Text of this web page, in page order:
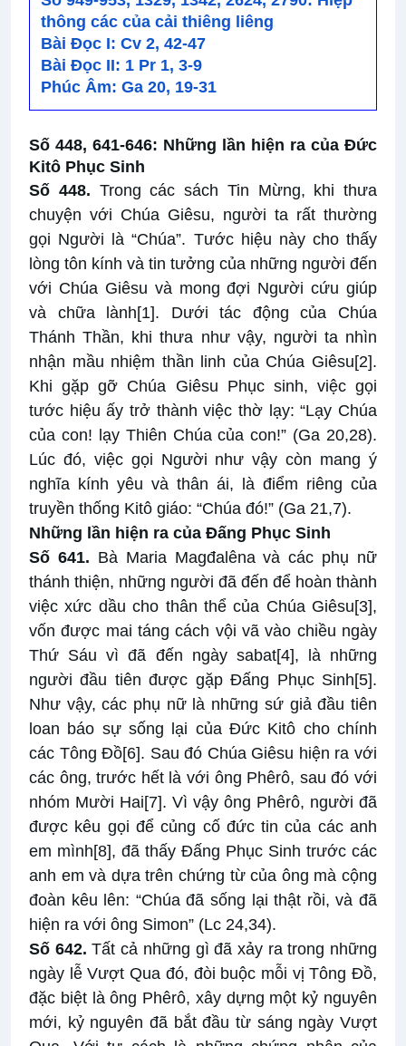
thông các của cải thiêng liêng
Bài Ðọc I: Cv 2, 42-47
Bài Ðọc II: 1 Pr 1, 3-9
Phúc Âm: Ga 20, 19-31
Số 448, 641-646: Những lần hiện ra của Đức
Kitô Phục Sinh
Số 448. Trong các sách Tin Mừng, khi thưa
chuyện với Chúa Giêsu, người ta rất thường
gọi Người là “Chúa”. Tước hiệu này cho thấy
lòng tôn kính và tin tưởng của những người đến
với Chúa Giêsu và mong đợi Người cứu giúp
và chữa lành[1]. Dưới tác động của Chúa
Thánh Thần, khi thưa như vậy, người ta nhìn
nhận mầu nhiệm thần linh của Chúa Giêsu[2].
Khi gặp gỡ Chúa Giêsu Phục sinh, việc gọi
tước hiệu ấy trở thành việc thờ lạy: “Lạy Chúa
của con! lạy Thiên Chúa của con!” (Ga 20,28).
Lúc đó, việc gọi Người như vậy còn mang ý
nghĩa kính yêu và thân ái, là điểm riêng của
truyền thống Kitô giáo: “Chúa đó!” (Ga 21,7).
Những lần hiện ra của Đấng Phục Sinh
Số 641. Bà Maria Magđalêna và các phụ nữ
thánh thiện, những người đã đến để hoàn thành
việc xức dầu cho thân thể của Chúa Giêsu[3],
vốn được mai táng cách vội vã vào chiều ngày
Thứ Sáu vì đã đến ngày sabat[4], là những
người đầu tiên được gặp Đấng Phục Sinh[5].
Như vậy, các phụ nữ là những sứ giả đầu tiên
loan báo sự sống lại của Đức Kitô cho chính
các Tông Đồ[6]. Sau đó Chúa Giêsu hiện ra với
các ông, trước hết là với ông Phêrô, sau đó với
nhóm Mười Hai[7]. Vì vậy ông Phêrô, người đã
được kêu gọi để củng cố đức tin của các anh
em mình[8], đã thấy Đấng Phục Sinh trước các
anh em và dựa trên chứng từ của ông mà cộng
đoàn kêu lên: “Chúa đã sống lại thật rồi, và đã
hiện ra với ông Simon” (Lc 24,34).
Số 642. Tất cả những gì đã xảy ra trong những
ngày lễ Vượt Qua đó, đòi buộc mỗi vị Tông Đồ,
đặc biệt là ông Phêrô, xây dựng một kỷ nguyên
mới, kỷ nguyên đã bắt đầu từ sáng ngày Vượt